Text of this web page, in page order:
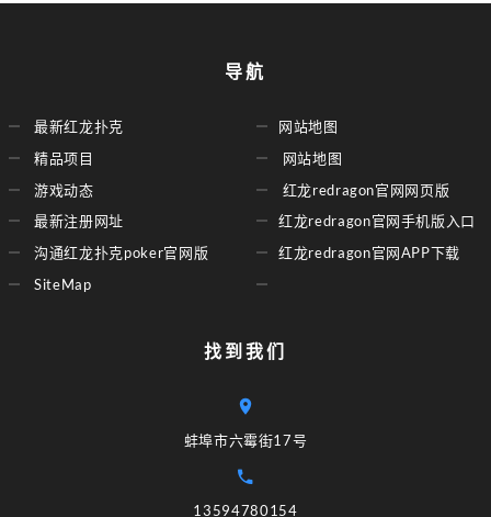
导航
最新红龙扑克
精品项目
游戏动态
最新注册网址
沟通红龙扑克poker官网版
SiteMap
网站地图
网站地图
红龙redragon官网网页版
红龙redragon官网手机版入口
红龙redragon官网APP下载
找到我们
蚌埠市六霉街17号
13594780154